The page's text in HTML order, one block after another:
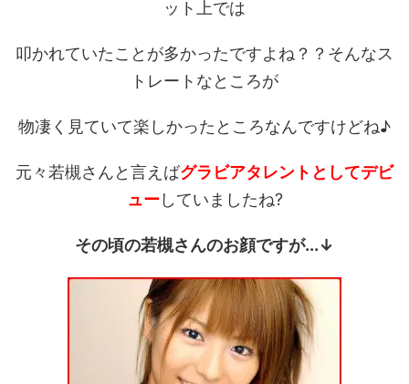
ット上では
叩かれていたことが多かったですよね？？そんなス
トレートなところが
物凄く見ていて楽しかったところなんですけどね♪
元々若槻さんと言えばグラビアタレントとしてデビ
ューしていましたね?
その頃の若槻さんのお顔ですが...↓